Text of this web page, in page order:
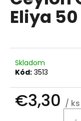
0,0
Eliya
Skladom
Kód: 3513
€3,30 / ks
á
j
ť
?